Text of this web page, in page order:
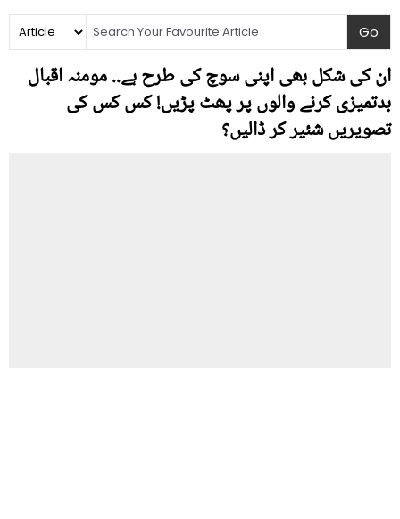
ان کی شکل بھی اپنی سوچ کی طرح ہے.. مومنہ اقبال
بدتمیزی کرنے والوں پر پھٹ پڑیں! کس کس کی
تصویریں شئیر کر ڈالیں؟